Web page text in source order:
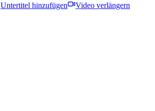
Untertitel hinzufügen Video verlängern